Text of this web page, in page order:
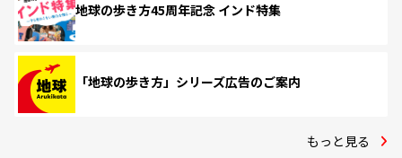
地球の歩き方45周年記念 インド特集
「地球の歩き方」シリーズ広告のご案内
もっと見る